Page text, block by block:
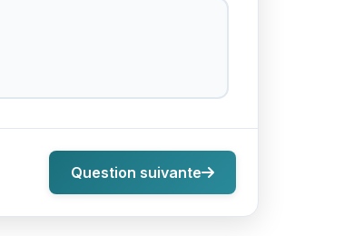
Question suivante